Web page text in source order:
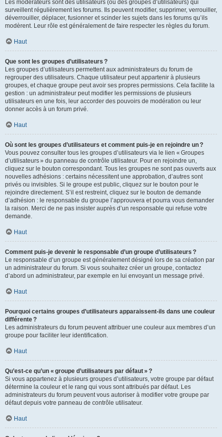
Les modérateurs sont des utilisateurs (ou des groupes d’utilisateurs) qui
surveillent régulièrement les forums. Ils peuvent modifier, supprimer, verrouiller,
déverrouiller, déplacer, fusionner et scinder les sujets dans les forums qu’ils
modèrent. Leur rôle est généralement de faire respecter les règles du forum.
Haut
Que sont les groupes d’utilisateurs ?
Les groupes d’utilisateurs permettent aux administrateurs du forum de
regrouper des utilisateurs. Chaque utilisateur peut appartenir à plusieurs
groupes, et chaque groupe peut avoir ses propres permissions. Cela facilite la
gestion : un administrateur peut modifier les permissions de plusieurs
utilisateurs en une fois, leur accorder des pouvoirs de modération ou leur
donner accès à un forum privé.
Haut
Où sont les groupes d’utilisateurs et comment puis-je en rejoindre un ?
Vous pouvez consulter tous les groupes d’utilisateurs via le lien « Groupes
d’utilisateurs » du panneau de contrôle utilisateur. Pour en rejoindre un,
cliquez sur le bouton correspondant. Tous les groupes ne sont pas ouverts aux
nouvelles adhésions : certains nécessitent une approbation, d’autres sont
privés ou invisibles. Si le groupe est public, cliquez sur le bouton pour le
rejoindre directement. S’il est restreint, cliquez sur le bouton de demande
d’adhésion : le responsable du groupe l’approuvera et pourra vous demander
la raison. Merci de ne pas insister auprès d’un responsable qui refuse votre
demande.
Haut
Comment puis-je devenir le responsable d’un groupe d’utilisateurs ?
Le responsable d’un groupe est généralement désigné lors de sa création par
un administrateur du forum. Si vous souhaitez créer un groupe, contactez
d’abord un administrateur, par exemple en lui envoyant un message privé.
Haut
Pourquoi certains groupes d’utilisateurs apparaissent-ils dans une couleur
différente ?
Les administrateurs du forum peuvent attribuer une couleur aux membres d’un
groupe pour faciliter leur identification.
Haut
Qu’est-ce qu’un « groupe d’utilisateurs par défaut » ?
Si vous appartenez à plusieurs groupes d’utilisateurs, votre groupe par défaut
détermine la couleur et le rang qui vous sont attribués par défaut. Les
administrateurs du forum peuvent vous autoriser à modifier votre groupe par
défaut depuis votre panneau de contrôle utilisateur.
Haut